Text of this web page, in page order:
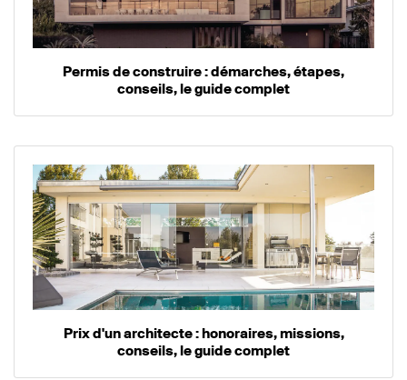
Permis de construire : démarches, étapes,
conseils, le guide complet
Prix d'un architecte : honoraires, missions,
conseils, le guide complet